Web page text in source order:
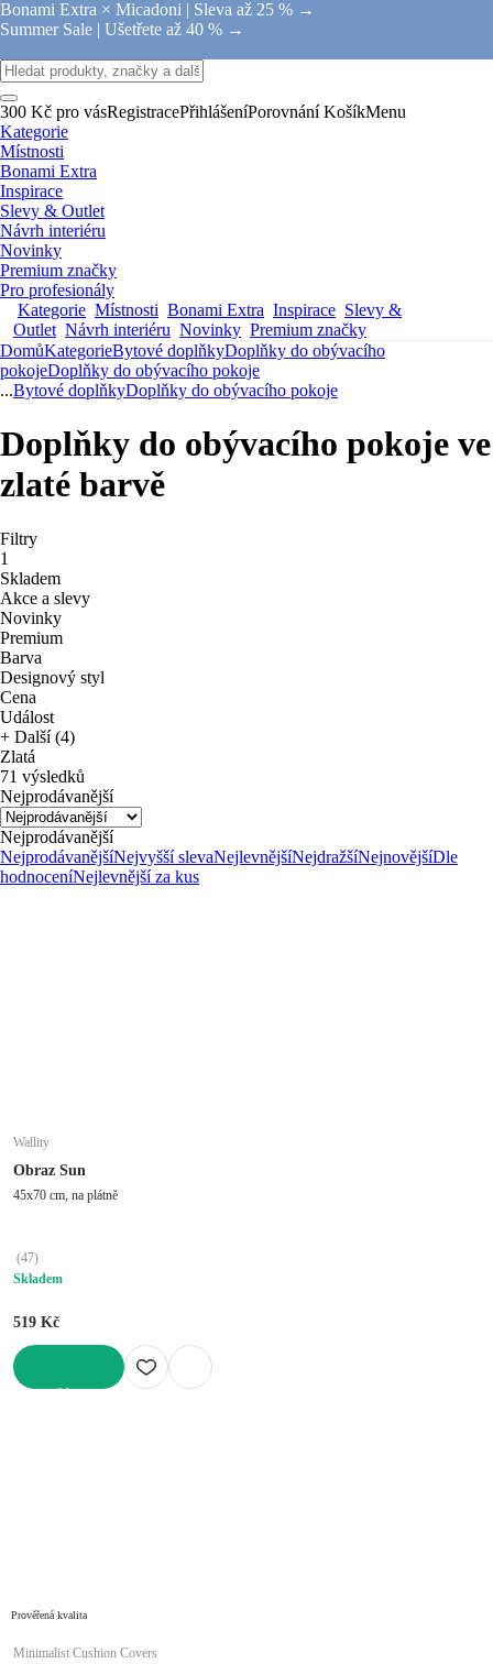
Bonami Extra × Micadoni | Sleva až 25 % →
Summer Sale | Ušetřete až 40 % →
300 Kč pro vásRegistracePřihlášeníPorovnání KošíkMenu
Kategorie
Místnosti
Bonami Extra
Inspirace
Slevy & Outlet
Návrh interiéru
Novinky
Premium značky
Pro profesionály
Kategorie Místnosti Bonami Extra Inspirace Slevy &
Outlet Návrh interiéru Novinky Premium značky
DomůKategorieBytové doplňkyDoplňky do obývacího
pokojeDoplňky do obývacího pokoje
...Bytové doplňkyDoplňky do obývacího pokoje
Doplňky do obývacího pokoje ve
zlaté barvě
Filtry
1
Skladem
Akce a slevy
Novinky
Premium
Barva
Designový styl
Cena
Událost
+ Další (4)
Zlatá
71 výsledků
Nejprodávanější
Nejprodávanější
NejprodávanějšíNejvyšší slevaNejlevnějšíNejdražšíNejnovějšíDle
hodnoceníNejlevnější za kus
Wallity
Obraz Sun
45x70 cm, na plátně
(47)
Skladem
519 Kč
Prověřená kvalita
Minimalist Cushion Covers